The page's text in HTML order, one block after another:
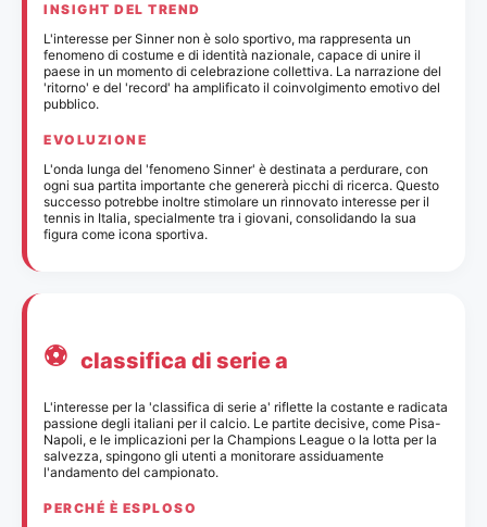
INSIGHT DEL TREND
L'interesse per Sinner non è solo sportivo, ma rappresenta un
fenomeno di costume e di identità nazionale, capace di unire il
paese in un momento di celebrazione collettiva. La narrazione del
'ritorno' e del 'record' ha amplificato il coinvolgimento emotivo del
pubblico.
EVOLUZIONE
L'onda lunga del 'fenomeno Sinner' è destinata a perdurare, con
ogni sua partita importante che genererà picchi di ricerca. Questo
successo potrebbe inoltre stimolare un rinnovato interesse per il
tennis in Italia, specialmente tra i giovani, consolidando la sua
figura come icona sportiva.
⚽ classifica di serie a
L'interesse per la 'classifica di serie a' riflette la costante e radicata
passione degli italiani per il calcio. Le partite decisive, come Pisa-
Napoli, e le implicazioni per la Champions League o la lotta per la
salvezza, spingono gli utenti a monitorare assiduamente
l'andamento del campionato.
PERCHÉ È ESPLOSO